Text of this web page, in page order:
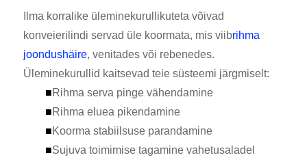
Ilma korralike üleminekurullikuteta võivad
konveierilindi servad üle koormata, mis viibrihma
joondushäire, venitades või rebenedes.
Üleminekurullid kaitsevad teie süsteemi järgmiselt:
■Rihma serva pinge vähendamine
■Rihma eluea pikendamine
■Koorma stabiilsuse parandamine
■Sujuva toimimise tagamine vahetusaladel